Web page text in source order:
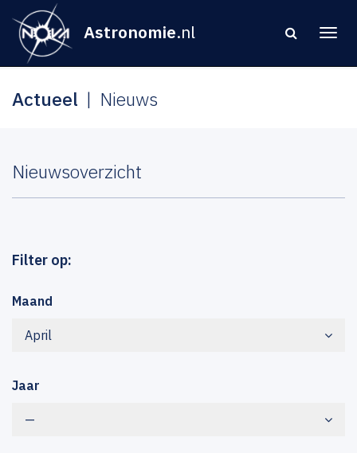
Astronomie.nl
Actueel Nieuws
Nieuwsoverzicht
Filter op:
Maand
April
Jaar
—